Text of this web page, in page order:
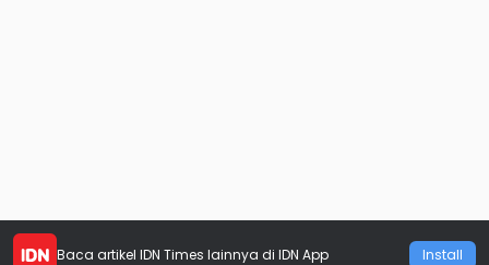
Baca artikel IDN Times lainnya di IDN App Install